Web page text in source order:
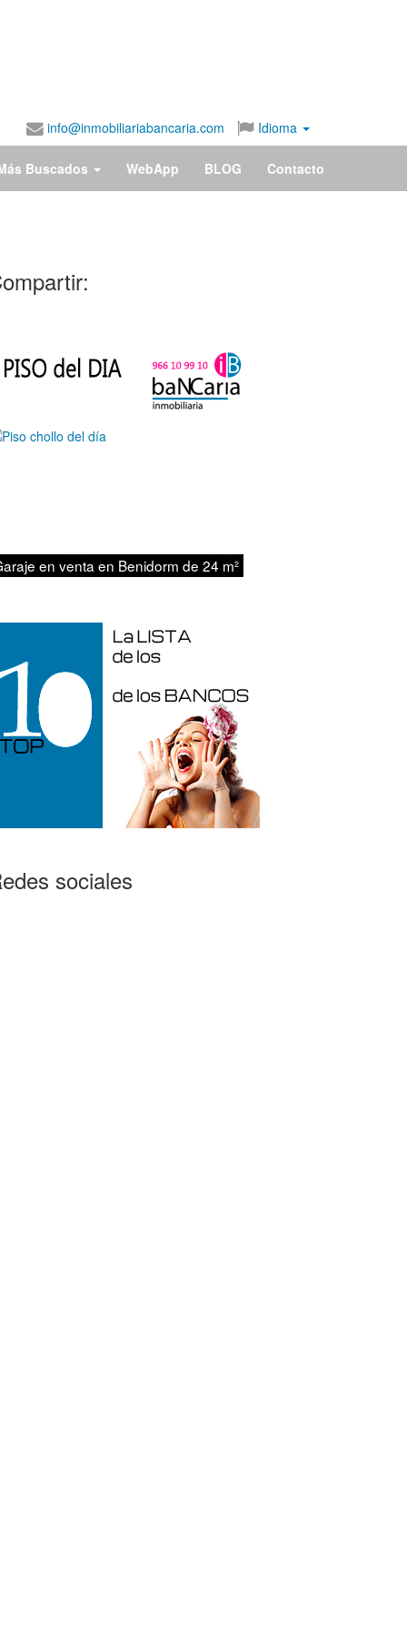
info@inmobiliariabancaria.com Idioma
Buscados WebApp BLOG Contacto
en venta en Benidorm de 24 m²
sociales